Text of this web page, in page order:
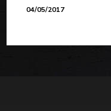
04/05/2017